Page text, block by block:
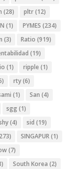
(28) pltr(12)
(1) PYMES (234)
(3) Ratio (919)
(19)
(1) ripple (1)
rty(6)
(1) San (4)
sgg (1)
(4) sid (19)
SINGAPUR(1)
(7)
South Korea (2)